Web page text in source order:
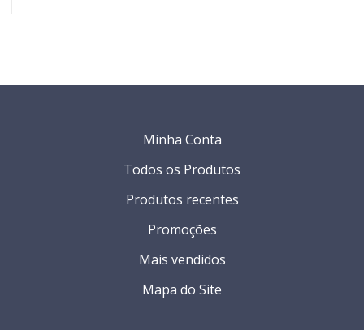
Minha Conta
Todos os Produtos
Produtos recentes
Promoções
Mais vendidos
Mapa do Site